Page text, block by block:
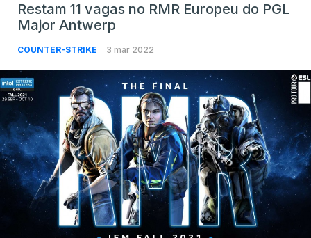
Restam 11 vagas no RMR Europeu do PGL
Major Antwerp
COUNTER-STRIKE 3 mar 2022